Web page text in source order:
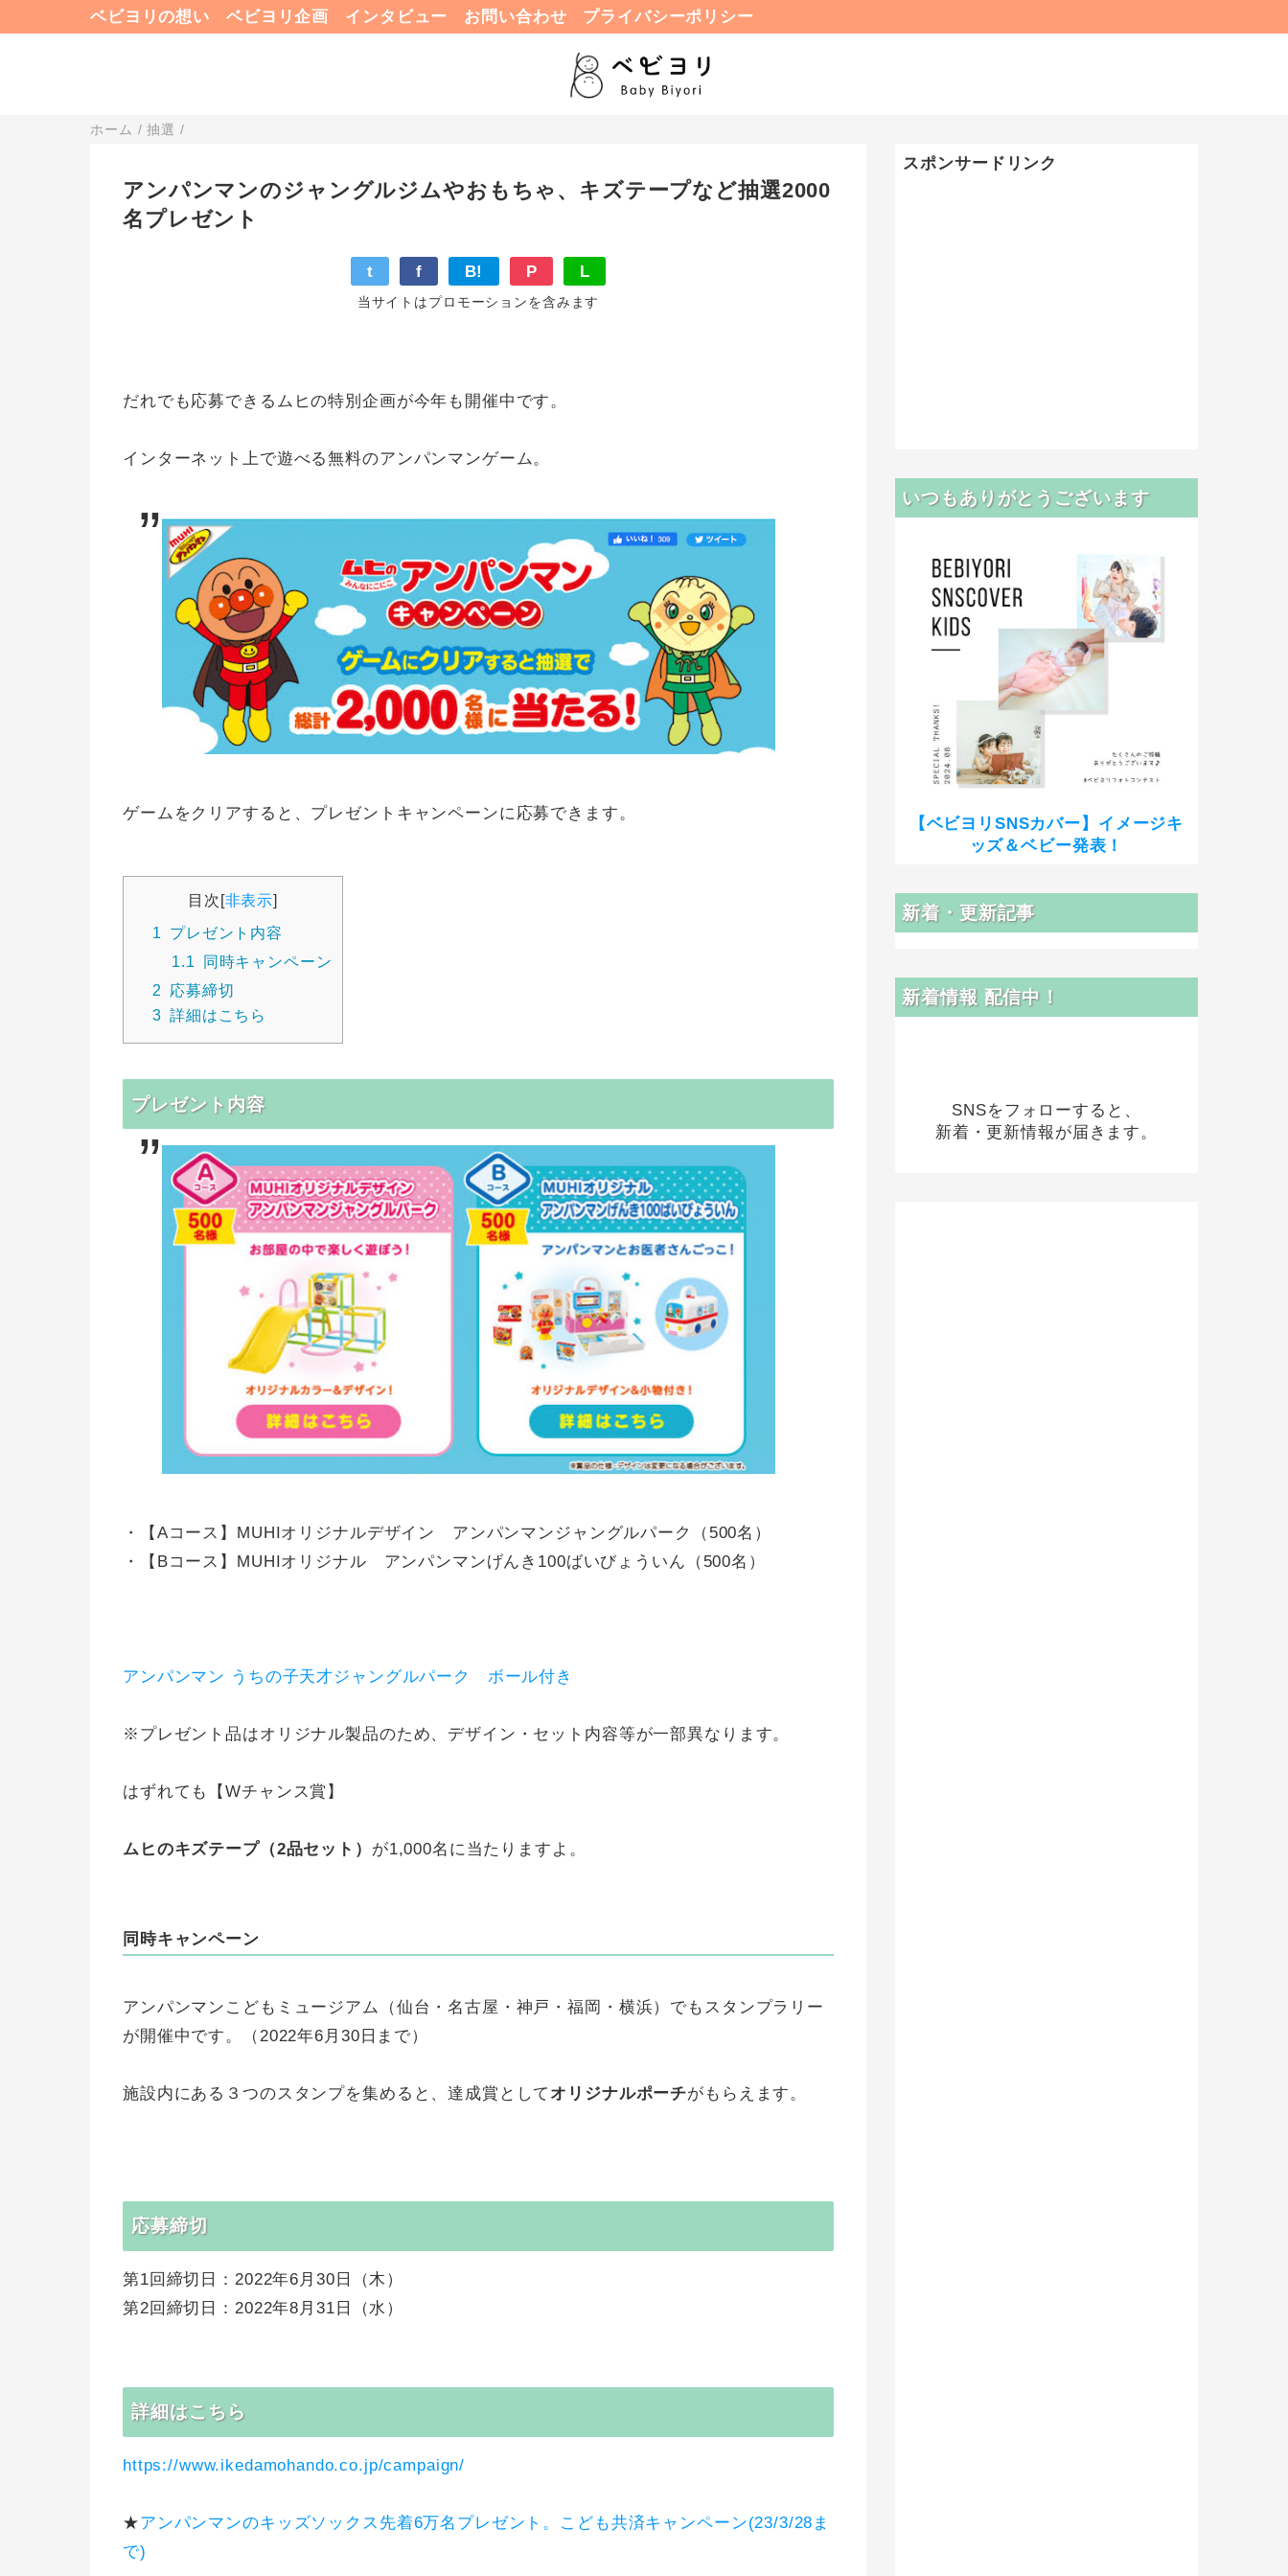
ベビヨリの想い ベビヨリ企画 インタビュー お問い合わせ プライバシーポリシー
ホーム /抽選 /
アンパンマンのジャングルジムやおもちゃ、キズテープなど抽選2000
名プレゼント
t f B! P L
当サイトはプロモーションを含みます
だれでも応募できるムヒの特別企画が今年も開催中です。
インターネット上で遊べる無料のアンパンマンゲーム。
ゲームをクリアすると、プレゼントキャンペーンに応募できます。
目次[非表示]
1
プレゼント内容
1.1
同時キャンペーン
2
応募締切
3 詳細はこちら
プレゼント内容
・【Aコース】MUHIオリジナルデザイン アンパンマンジャングルパーク（500名）
・【Bコース】MUHIオリジナル アンパンマンげんき100ばいびょういん（500名）
アンパンマン うちの子天才ジャングルパーク ボール付き
※プレゼント品はオリジナル製品のため、デザイン・セット内容等が一部異なります。
はずれても【Wチャンス賞】
ムヒのキズテープ（2品セット） が1,000名に当たりますよ。
同時キャンペーン
アンパンマンこどもミュージアム（仙台・名古屋・神戸・福岡・横浜）でもスタンプラリー
が開催中です。（2022年6月30日まで）
施設内にある３つのスタンプを集めると、達成賞として オリジナルポーチがもらえます。
応募締切
第1回締切日：2022年6月30日（木）
第2回締切日：2022年8月31日（水）
詳細はこちら
https://www.ikedamohando.co.jp/campaign/
★アンパンマンのキッズソックス先着6万名プレゼント。こども共済キャンペーン(23/3/28ま
で)
スポンサードリンク
いつもありがとうございます
【ベビヨリSNSカバー】イメージキ
ッズ＆ベビー発表！
新着・更新記事
新着情報 配信中！
SNSをフォローすると、
新着・更新情報が届きます。